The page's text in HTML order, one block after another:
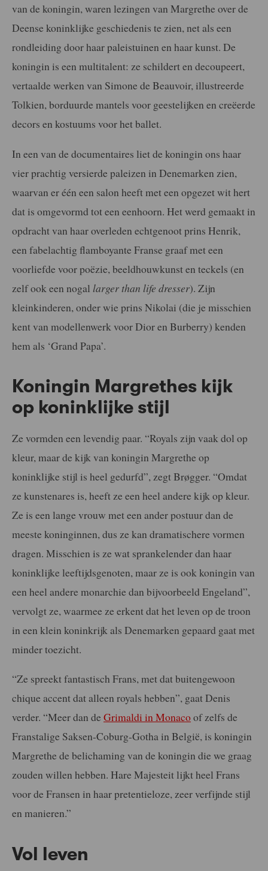
van de koningin, waren lezingen van Margrethe over de
Deense koninklijke geschiedenis te zien, net als een
rondleiding door haar paleistuinen en haar kunst. De
koningin is een multitalent: ze schildert en decoupeert,
vertaalde werken van Simone de Beauvoir, illustreerde
Tolkien, borduurde mantels voor geestelijken en creëerde
decors en kostuums voor het ballet.
In een van de documentaires liet de koningin ons haar
vier prachtig versierde paleizen in Denemarken zien,
waarvan er één een salon heeft met een opgezet wit hert
dat is omgevormd tot een eenhoorn. Het werd gemaakt in
opdracht van haar overleden echtgenoot prins Henrik,
een fabelachtig flamboyante Franse graaf met een
voorliefde voor poëzie, beeldhouwkunst en teckels (en
zelf ook een nogal larger than life dresser). Zijn
kleinkinderen, onder wie prins Nikolai (die je misschien
kent van modellenwerk voor Dior en Burberry) kenden
hem als ‘Grand Papa’.
Koningin Margrethes kijk
op koninklijke stijl
Ze vormden een levendig paar. “Royals zijn vaak dol op
kleur, maar de kijk van koningin Margrethe op
koninklijke stijl is heel gedurfd”, zegt Brøgger. “Omdat
ze kunstenares is, heeft ze een heel andere kijk op kleur.
Ze is een lange vrouw met een ander postuur dan de
meeste koninginnen, dus ze kan dramatischere vormen
dragen. Misschien is ze wat sprankelender dan haar
koninklijke leeftijdsgenoten, maar ze is ook koningin van
een heel andere monarchie dan bijvoorbeeld Engeland”,
vervolgt ze, waarmee ze erkent dat het leven op de troon
in een klein koninkrijk als Denemarken gepaard gaat met
minder toezicht.
“Ze spreekt fantastisch Frans, met dat buitengewoon
chique accent dat alleen royals hebben”, gaat Denis
verder. “Meer dan de Grimaldi in Monacoof zelfs de
Franstalige Saksen-Coburg-Gotha in België, is koningin
Margrethe de belichaming van de koningin die we graag
zouden willen hebben. Hare Majesteit lijkt heel Frans
voor de Fransen in haar pretentieloze, zeer verfijnde stijl
en manieren.”
Vol leven